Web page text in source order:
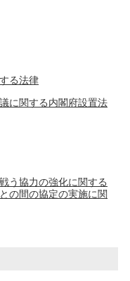
る法律
に関する内閣府設置法
う協力の強化に関する
の間の協定の実施に関